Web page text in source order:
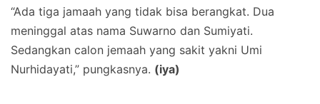
“Ada tiga jamaah yang tidak bisa berangkat. Dua
meninggal atas nama Suwarno dan Sumiyati.
Sedangkan calon jemaah yang sakit yakni Umi
Nurhidayati,” pungkasnya. (iya)